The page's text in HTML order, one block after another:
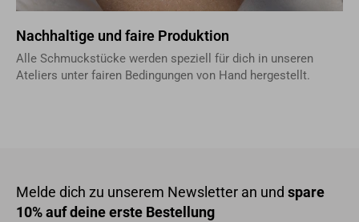
Nachhaltige und faire Produktion
Alle Schmuckstücke werden speziell für dich in unseren
Ateliers unter fairen Bedingungen von Hand hergestellt.
Melde dich zu unserem Newsletter an und spare
10% auf deine erste Bestellung